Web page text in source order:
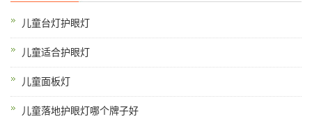
儿童台灯护眼灯
儿童适合护眼灯
儿童面板灯
儿童落地护眼灯哪个牌子好